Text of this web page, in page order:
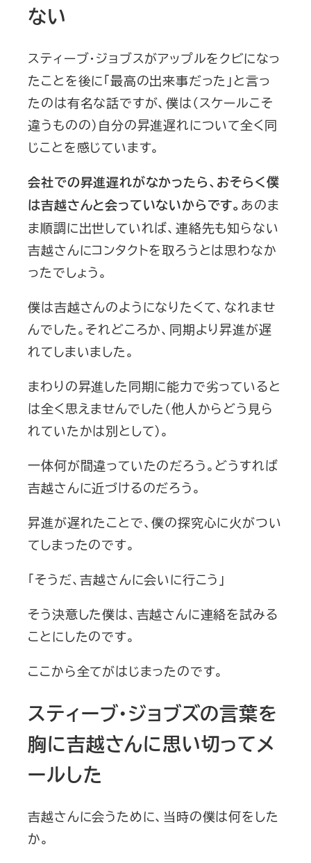
ない
スティーブ・ジョブスがアップルをクビになっ
たことを後に「最高の出来事だった」と言っ
たのは有名な話ですが、僕は（スケールこそ
違うものの）自分の昇進遅れについて全く同
じことを感じています。
会社での昇進遅れがなかったら、おそらく僕
は吉越さんと会っていないからです。あのま
ま順調に出世していれば、連絡先も知らない
吉越さんにコンタクトを取ろうとは思わなか
ったでしょう。
僕は吉越さんのようになりたくて、なれませ
んでした。それどころか、同期より昇進が遅
れてしまいました。
まわりの昇進した同期に能力で劣っていると
は全く思えませんでした（他人からどう見ら
れていたかは別として）。
一体何が間違っていたのだろう。どうすれば
吉越さんに近づけるのだろう。
昇進が遅れたことで、僕の探究心に火がつい
てしまったのです。
「そうだ、吉越さんに会いに行こう」
そう決意した僕は、吉越さんに連絡を試みる
ことにしたのです。
ここから全てがはじまったのです。
スティーブ・ジョブズの言葉を
胸に吉越さんに思い切ってメ
ールした
吉越さんに会うために、当時の僕は何をした
か。